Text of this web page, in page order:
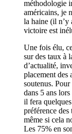
méthodologie
américains, je
la haine (il n’y
victoire est
Une fois élu,
sur des taux à
d’actualité,
placement des
soutenus.
dans 5 ans
il fera
préférence
même si cela
Les 75% en